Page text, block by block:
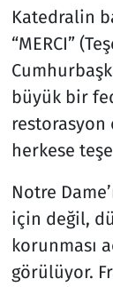
Katedralin
“MERCI”
büyük bir
restorasyon
herkese
Notre
için değil,
korunması
görülüyor.